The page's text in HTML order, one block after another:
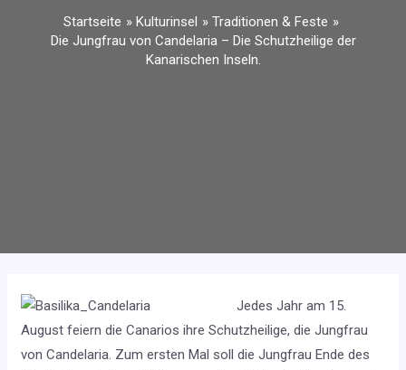
Startseite Kulturinsel
Traditionen & Feste
Die Jungfrau von Candelaria – Die Schutzheilige der
Kanarischen Inseln.
Jedes Jahr am 15.
August feiern die Canarios ihre Schutzheilige, die Jungfrau
von Candelaria. Zum ersten Mal soll die Jungfrau Ende des